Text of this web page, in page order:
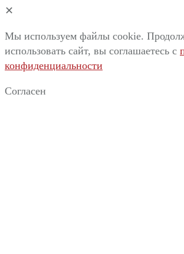
✕
Мы используем файлы cookie.
использовать сайт, вы соглашаетесь c
конфиденциальности
Согласен